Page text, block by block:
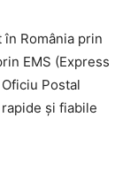
România prin
EMS (Express
Postal
și fiabile